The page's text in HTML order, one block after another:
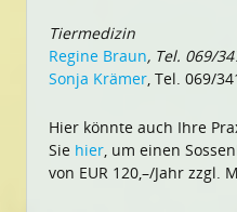
Tiermedizin
Regine Braun, Tel. 069/
Sonja Krämer, Tel. 069/
Hier könnte auch Ihre
Sie hier, um einen
von EUR 120,–/Jahr zzgl.